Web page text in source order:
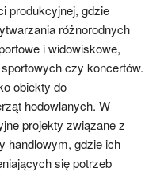
produkcyjnej, gdzie
różnorodnych
i widowiskowe,
czy koncertów.
obiekty do
hodowlanych. W
projekty związane z
handlowym, gdzie ich
się potrzeb